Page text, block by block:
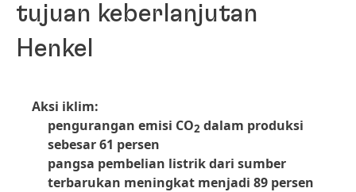
tujuan keberlanjutan
Henkel
Aksi iklim:
pengurangan emisi CO2 dalam produksi
sebesar 61 persen
pangsa pembelian listrik dari sumber
terbarukan meningkat menjadi 89 persen